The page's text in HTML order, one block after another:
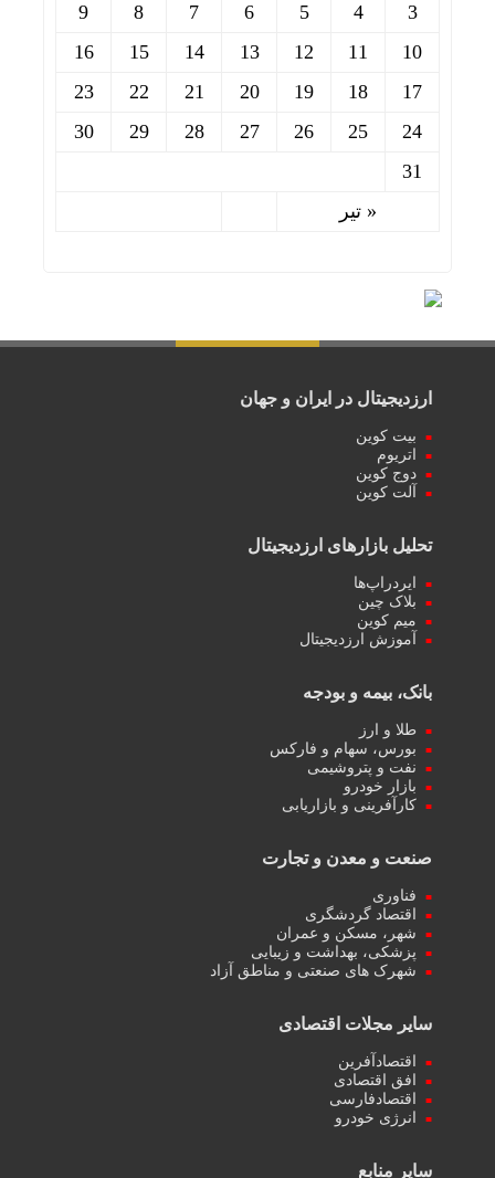
« تیر
3
4
5
6
7
8
9
10
11
12
13
14
15
16
17
18
19
20
21
22
23
24
25
26
27
28
29
30
31
ارزدیجیتال در ایران و جهان
بیت کوین
اتریوم
دوج کوین
آلت کوین
تحلیل بازارهای ارزدیجیتال
ایردراپ‌ها
بلاک چین
میم کوین‌
آموزش ارزدیجیتال
بانک، بیمه و بودجه
طلا و ارز
بورس، سهام و فارکس
نفت و پتروشیمی
بازار خودرو
کارآفرینی و بازاریابی
صنعت و معدن و تجارت
فناوری
اقتصاد گردشگری
شهر، مسکن و عمران
پزشکی، بهداشت و زیبایی
شهرک های صنعتی و مناطق آزاد
سایر مجلات اقتصادی
اقتصادآفرین
افق اقتصادی
اقتصادفارسی
انرژی خودرو
سایر منابع